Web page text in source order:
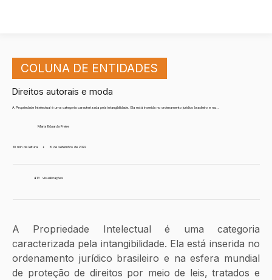
COLUNA DE ENTIDADES
Direitos autorais e moda
A Propriedade Intelectual é uma categoria caracterizada pela intangibilidade. Ela está inserida no ordenamento jurídico brasileiro e na...
Maria Eduarda Freire
10 min de leitura • 6 de setembro de 2022
413 visualizações
A Propriedade Intelectual é uma categoria
caracterizada pela intangibilidade. Ela está inserida no
ordenamento jurídico brasileiro e na esfera mundial
de proteção de direitos por meio de leis, tratados e